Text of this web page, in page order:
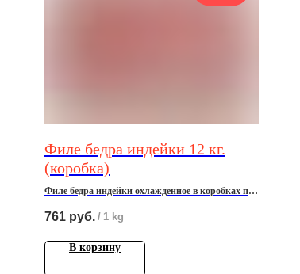
Филе бедра индейки 12 кг.
(коробка)
Филе бедра индейки охлажденное в кoрoбкаx по
761 руб. / 1 kg
В корзину